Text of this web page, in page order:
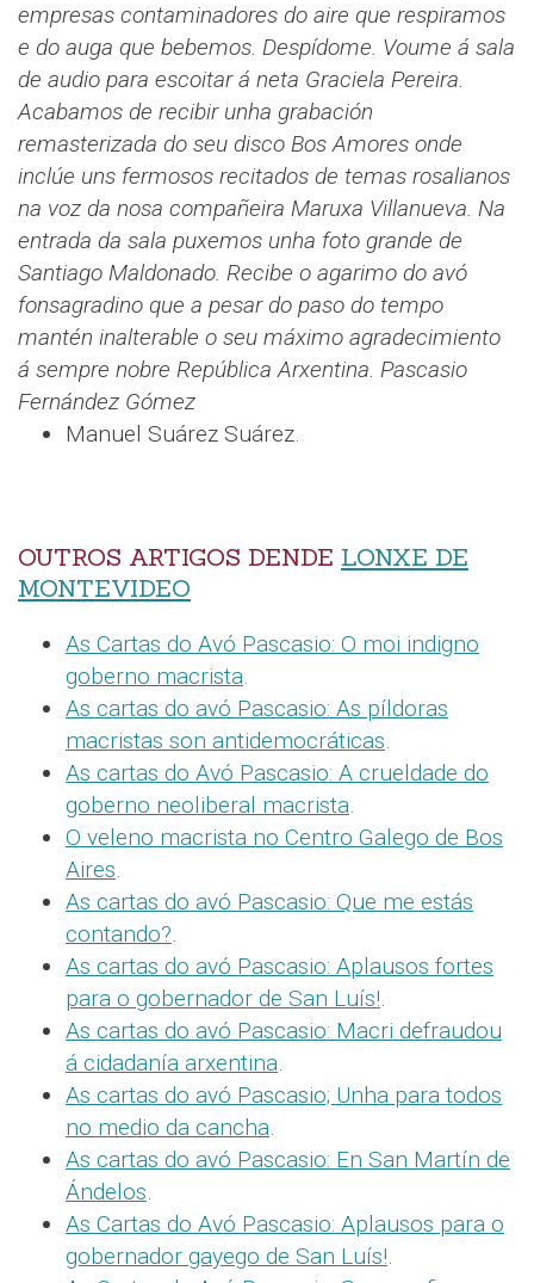
empresas contaminadores do aire que respiramos
e do auga que bebemos. Despídome. Voume á sala
de audio para escoitar á neta Graciela Pereira.
Acabamos de recibir unha grabación
remasterizada do seu disco Bos Amores onde
inclúe uns fermosos recitados de temas rosalianos
na voz da nosa compañeira Maruxa Villanueva. Na
entrada da sala puxemos unha foto grande de
Santiago Maldonado. Recibe o agarimo do avó
fonsagradino que a pesar do paso do tempo
mantén inalterable o seu máximo agradecimiento
á sempre nobre República Arxentina. Pascasio
Fernández Gómez
Manuel Suárez Suárez.
OUTROS ARTIGOS DENDE LONXE DE
MONTEVIDEO
As Cartas do Avó Pascasio: O moi indigno
goberno macrista.
As cartas do avó Pascasio: As píldoras
macristas son antidemocráticas.
As cartas do Avó Pascasio: A crueldade do
goberno neoliberal macrista.
O veleno macrista no Centro Galego de Bos
Aires.
As cartas do avó Pascasio: Que me estás
contando?.
As cartas do avó Pascasio: Aplausos fortes
para o gobernador de San Luís!.
As cartas do avó Pascasio: Macri defraudou
á cidadanía arxentina.
As cartas do avó Pascasio; Unha para todos
no medio da cancha.
As cartas do avó Pascasio: En San Martín de
Ándelos.
As Cartas do Avó Pascasio: Aplausos para o
gobernador gayego de San Luís!.